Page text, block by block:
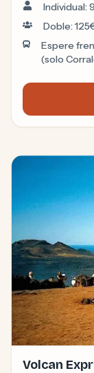
Individual:
Doble:
Espere
(solo
Volcan